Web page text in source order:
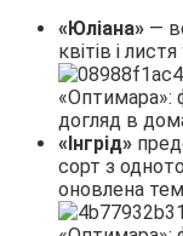
«Юліана» —
квітів і
«Інгрід»
сорт з
оновлена